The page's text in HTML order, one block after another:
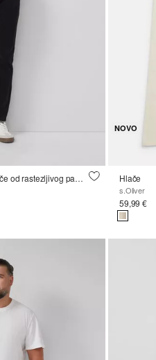
Phoenix: teksturirane chino hlače od rastezljivog pamuka
NOVO
Hlače
s.Oliver
59,99 €